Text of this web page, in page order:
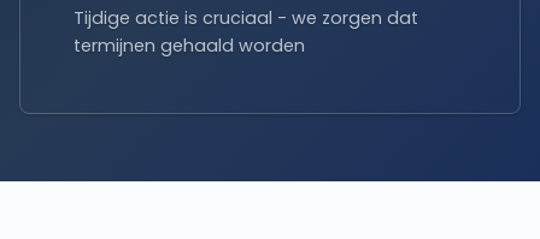
Tijdige actie is cruciaal - we zorgen dat
termijnen gehaald worden